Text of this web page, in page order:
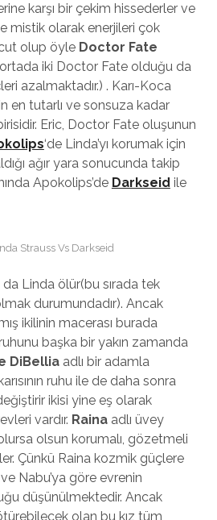
karşı bir çekim hissederler ve
mistik olarak enerjileri çok
olup öyle Doctor Fate
ortada iki Doctor Fate olduğu da
azalmaktadır.) . Karı-Koca
en tutarlı ve sonsuza kadar
Eric, Doctor Fate oluşunun
‘de Linda’yı korumak için
ağır yara sonucunda takip
Apokolips’de Darkseid ile
Strauss Vs Darkseid
Linda ölür(bu sırada tek
durumundadır). Ancak
ikilinin macerası burada
başka bir yakın zamanda
DiBelliaadlı bir adamla
ruhu ile de daha sonra
ikisi yine eş olarak
vardır. Rainaadlı üvey
olursa olsun korumalı, gözetmeli
Çünkü Raina kozmik güçlere
Nabu’ya göre evrenin
düşünülmektedir. Ancak
olan bu kız tüm